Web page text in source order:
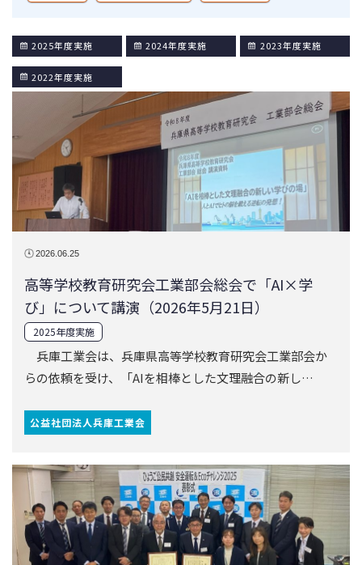
高等学校教育研究会工業部会総会で「AI×学
び」について講演（2026年5月21日）
2025年度実施
兵庫工業会は、兵庫県高等学校教育研究会工業部会か
らの依頼を受け、「AIを相棒とした文理融合の新し…
2026.03.18
SAFE TOWN DRIVE ひょうご「ひょうご公民共
創 安全運転＆Ecoチャレンジ2025」の結果
（2025年11月1日～11月30日）